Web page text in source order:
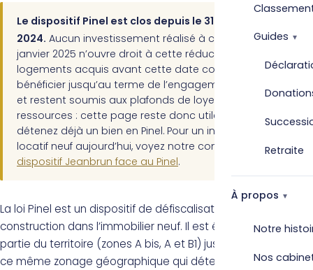
Guides
Retraite
À propos
Notre
Nos
Le dispositif Pinel est clos depuis le 31 décembre
2024. Aucun investissement réalisé à compter du 1er
janvier 2025 n’ouvre droit à cette réduction d’impôt. Les
logements acquis avant cette date continuent d’en
bénéficier jusqu’au terme de l’engagement de location,
et restent soumis aux plafonds de loyers et de
ressources : cette page reste donc utile si vous
détenez déjà un bien en Pinel. Pour un investissement
locatif neuf aujourd’hui, voyez notre comparatif du
dispositif Jeanbrun face au Pinel.
La loi Pinel est un dispositif de défiscalisation dans la
construction dans l’immobilier neuf. Il est éligible sur une
partie du territoire (zones A bis, A et B1) jusqu’en 2021. C’est
ce même zonage géographique qui détermine les plafonds